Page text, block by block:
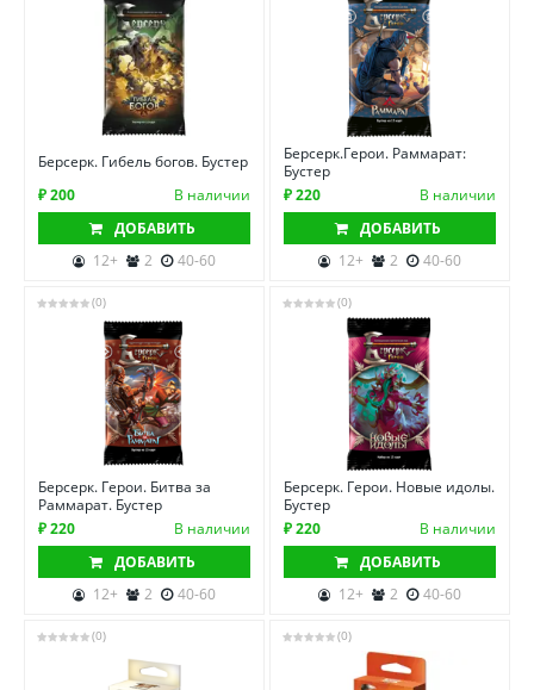
Берсерк. Гибель богов. Бустер
₽ 200
В наличии
ДОБАВИТЬ
12+
2 40-60
Берсерк.Герои. Раммарат:
Бустер
₽ 220
В наличии
ДОБАВИТЬ
12+
2 40-60
(0)
Берсерк. Герои. Битва за
Раммарат. Бустер
₽ 220
В наличии
ДОБАВИТЬ
12+
2 40-60
(0)
Берсерк. Герои. Новые идолы.
Бустер
₽ 220
В наличии
ДОБАВИТЬ
12+
2 40-60
(0) (0)